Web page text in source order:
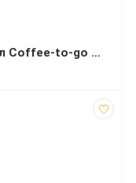
Стаканы бумажные SP7 175 мл Coffee-to-go 100 штук